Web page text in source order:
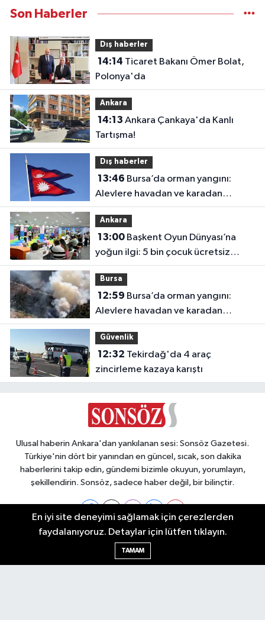
Son Haberler
Dış haberler
14:14
Polonya'da
Ankara
14:13
Tartışma!
Dış haberler
13:46
Alevlere havadan ve karadan
müdahale
Ankara
13:00Başkent Oyun Dünyası’na
yoğun ilgi: 5 bin çocuk ücretsiz
yararlandı
Bursa
12:59
Alevlere havadan ve karadan
müdahale
Güvenlik
12:32
zincirleme kazaya karıştı
Ulusal haberin Ankara'dan yankılanan sesi: Sonsöz Gazetesi.
Türkiye'nin dört bir yanından en güncel, sıcak, son dakika
haberlerini takip edin, gündemi bizimle okuyun, yorumlayın,
şekillendirin. Sonsöz, sadece haber değil, bir bilinçtir.
Ankara Nöbetçi Eczaneler
En iyi site deneyimi sağlamak için çerezlerden
faydalanıyoruz. Detaylar için lütfen tıklayın.
TAMAM